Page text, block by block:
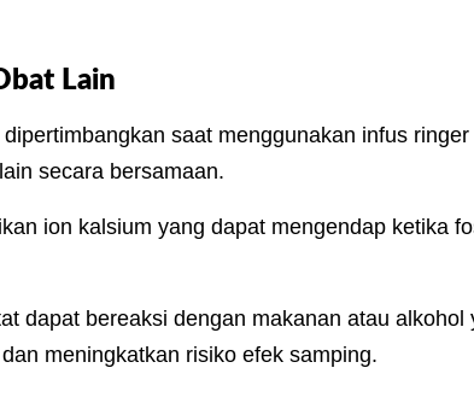
Lain
saat menggunakan infus
secara bersamaan.
ion kalsium yang dapat mengendap ketika
dapat bereaksi dengan makanan atau alkohol
meningkatkan risiko efek samping.